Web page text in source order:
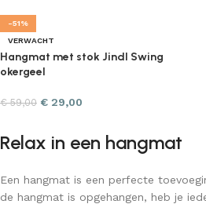
-51%
VERWACHT
Hangmat met stok Jindl Swing
okergeel
€59,00 € 29,00
Relax in een hangmat
Een hangmat is een perfecte
de hangmat is opgehangen, heb je